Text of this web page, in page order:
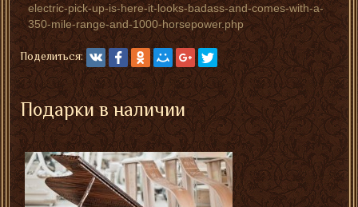
electric-pick-up-is-here-it-looks-badass-and-comes-with-a-
350-mile-range-and-1000-horsepower.php
Поделиться:
Подарки в наличии